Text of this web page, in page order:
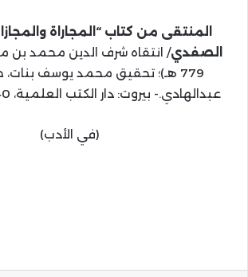
المنتقى من كتاب “المجاراة
الصفدي/ انتقاه شرف الدين محمد بن
779 هـ)؛ تحقيق محمد يوسف
عبدالهادي.- بيروت: دار الكتب العلمية، 1440 هـ، 152 ص.
(في الأدب)